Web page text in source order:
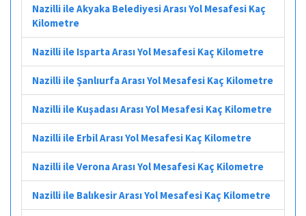
Nazilli ile Akyaka Belediyesi Arası Yol Mesafesi Kaç
Kilometre
Nazilli ile Isparta Arası Yol Mesafesi Kaç Kilometre
Nazilli ile Şanlıurfa Arası Yol Mesafesi Kaç Kilometre
Nazilli ile Kuşadası Arası Yol Mesafesi Kaç Kilometre
Nazilli ile Erbil Arası Yol Mesafesi Kaç Kilometre
Nazilli ile Verona Arası Yol Mesafesi Kaç Kilometre
Nazilli ile Balıkesir Arası Yol Mesafesi Kaç Kilometre